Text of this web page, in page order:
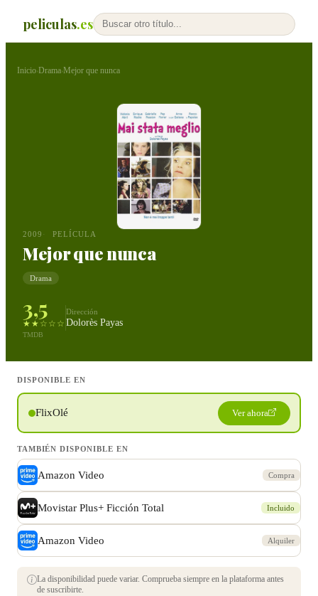
peliculas.es
Inicio›Drama›Mejor que nunca
2009 PELÍCULA
Mejor que nunca
Drama
3,5
★★☆☆☆
TMDB
Dirección
Dolorès Payas
DISPONIBLE EN
FlixOlé Ver ahora
TAMBIÉN DISPONIBLE EN
Amazon Video Compra
Movistar Plus+ Ficción Total Incluido
Amazon Video Alquiler
La disponibilidad puede variar. Comprueba siempre en la plataforma antes
de suscribirte.